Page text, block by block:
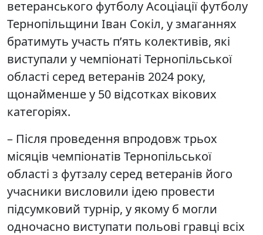
ветеранського футболу Асоціації футболу
Тернопільщини Іван Сокіл, у змаганнях
братимуть участь п’ять колективів, які
виступали у чемпіонаті Тернопільської
області серед ветеранів 2024 року,
щонайменше у 50 відсотках вікових
категоріях.
– Після проведення впродовж трьох
місяців чемпіонатів Тернопільської
області з футзалу серед ветеранів його
учасники висловили ідею провести
підсумковий турнір, у якому б могли
одночасно виступати польові гравці всіх